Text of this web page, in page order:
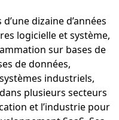
dizaine d’années
logicielle et système,
sur bases de
de données,
industriels,
plusieurs secteurs
et l’industrie pour